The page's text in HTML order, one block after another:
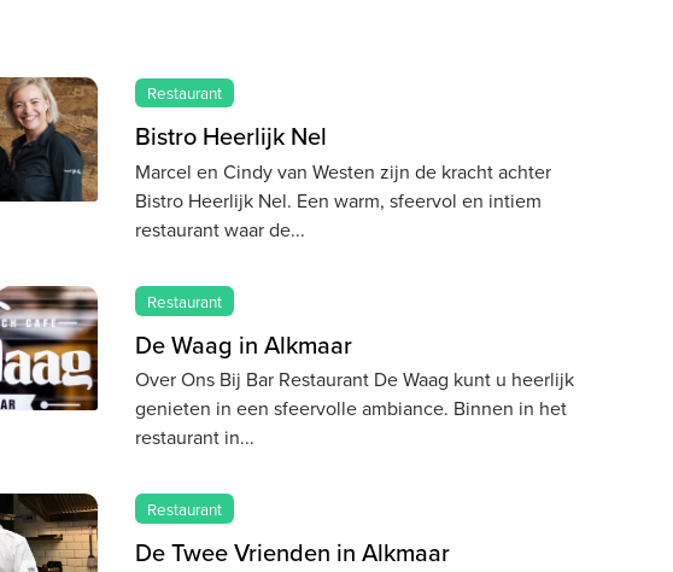
Restaurant
Bistro Heerlijk Nel
Marcel en Cindy van Westen zijn de kracht achter
Bistro Heerlijk Nel. Een warm, sfeervol en intiem
restaurant waar de
Restaurant
De Waag in Alkmaar
Over Ons Bij Bar Restaurant De Waag kunt u heerlijk
genieten in een sfeervolle ambiance. Binnen in het
restaurant in
Restaurant
De Twee Vrienden in Alkmaar